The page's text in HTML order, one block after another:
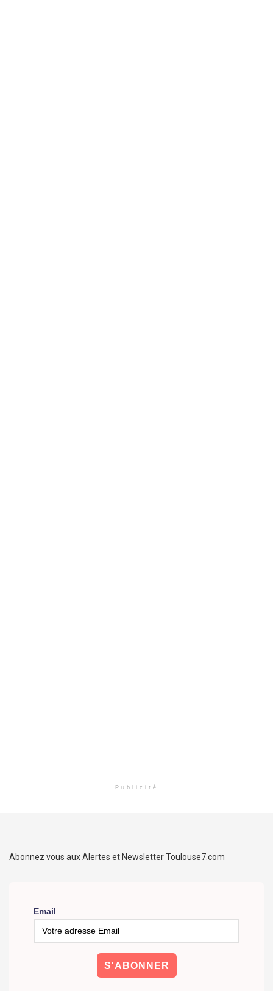
Publicité
Abonnez vous aux Alertes et Newsletter Toulouse7.com
Email